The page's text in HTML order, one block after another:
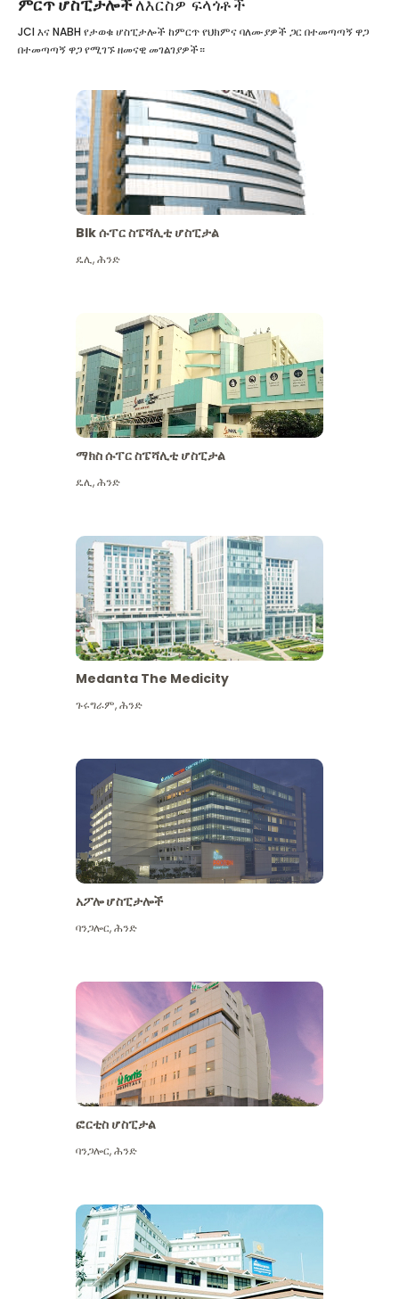
ምርጥ ሆስፒታሎችለእርስዎ ፍላጎቶች
JCI እና NABH የታወቁ ሆስፒታሎች ከምርጥ የህክምና ባለሙያዎች ጋር በተመጣጣኝ ዋጋ
በተመጣጣኝ ዋጋ የሚገኙ ዘመናዊ መገልገያዎች።
Blk ሱፐር ስፔሻሊቲ ሆስፒታል
ዴሊ,ሕንድ
ማክስ ሱፐር ስፔሻሊቲ ሆስፒታል
ዴሊ,ሕንድ
Medanta The Medicity
ጉሩግራም,ሕንድ
አፖሎ ሆስፒታሎች
ባንጋሎር,ሕንድ
ፎርቲስ ሆስፒታል
ባንጋሎር,ሕንድ